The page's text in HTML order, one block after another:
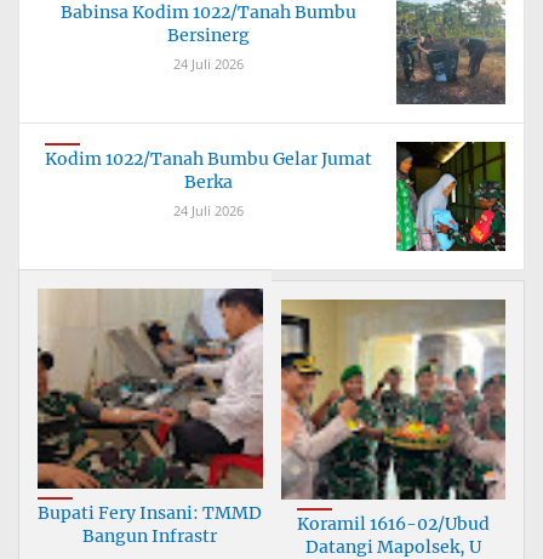
Babinsa Kodim 1022/Tanah Bumbu
Bersinerg
24 Juli 2026
Kodim 1022/Tanah Bumbu Gelar Jumat
Berka
24 Juli 2026
Bupati Fery Insani: TMMD
Bangun Infrastr
Koramil 1616-02/Ubud
Datangi Mapolsek, U